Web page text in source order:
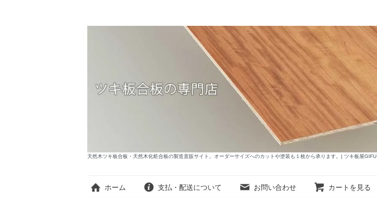
天然木ツキ板合板・天然木化粧合板の製造直販サイト。オーダーサイズへのカットや塗装も１枚から承ります。| ツキ板屋GIFU
ホーム 支払・配送について お問い合わせ カートを見る